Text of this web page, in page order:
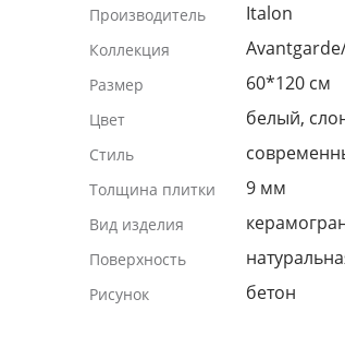
Производитель Italon
Коллекция
Размер 60*120 см
Цвет белый,
Стиль
Толщина плитки 9 мм
Вид изделия
Поверхность
Рисунок бетон